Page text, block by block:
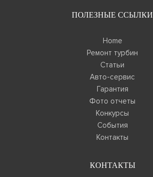
ПОЛЕЗНЫЕ ССЫЛКИ
Home
Ремонт турбин
Статьи
Авто-сервис
Гарантия
Фото отчеты
Конкурсы
События
Контакты
КОНТАКТЫ